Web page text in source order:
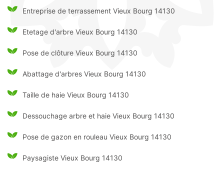
Entreprise de terrassement Vieux Bourg 14130
Etetage d'arbre Vieux Bourg 14130
Pose de clôture Vieux Bourg 14130
Abattage d'arbres Vieux Bourg 14130
Taille de haie Vieux Bourg 14130
Dessouchage arbre et haie Vieux Bourg 14130
Pose de gazon en rouleau Vieux Bourg 14130
Paysagiste Vieux Bourg 14130